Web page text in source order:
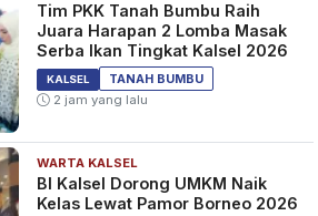
Tim PKK Tanah Bumbu Raih
Juara Harapan 2 Lomba Masak
Serba Ikan Tingkat Kalsel 2026
KALSEL
TANAH BUMBU
2 jam yang lalu
WARTA KALSEL
BI Kalsel Dorong UMKM Naik
Kelas Lewat Pamor Borneo 2026